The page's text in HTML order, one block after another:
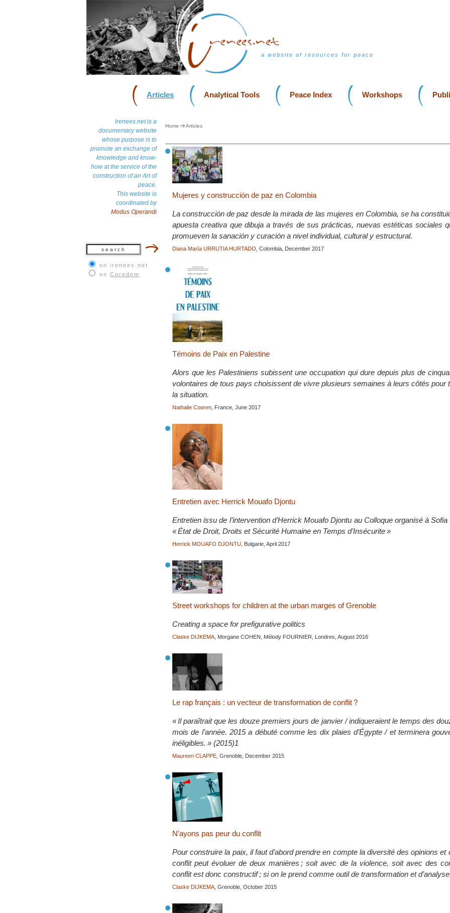
a website of resources for peace
Articles Analytical Tools Peace Index Workshops
Irenees.net is a
documentary website
whose purpose is to
promote an exchange of
knowledge and know-
how at the service of the
construction of an Art of
peace.
This website is
coordinated by
Modus Operandi
on irenees.net
on Coredem
Home Articles
Mujeres y construcción de paz en Colombia
La construcción de paz desde la mirada de las mujeres en Colombia, se ha
apuesta creativa que dibuja a través de sus prácticas, nuevas estéticas sociales
promueven la sanación y curación a nivel individual, cultural y estructural.
Diana María URRUTIA HURTADO , Colombia, December 2017
Témoins de Paix en Palestine
Alors que les Palestiniens subissent une occupation qui dure depuis plus de
volontaires de tous pays choisissent de vivre plusieurs semaines à leurs côtés pour
la situation.
Nathalie Cooren , France, June 2017
Entretien avec Herrick Mouafo Djontu
Entretien issu de l’intervention d’Herrick Mouafo Djontu au Colloque organisé à
« État de Droit, Droits et Sécurité Humaine en Temps d’Insécurite »
Herrick MOUAFO DJONTU , Bulgarie, April 2017
Street workshops for children at the urban marges of Grenoble
Creating a space for prefigurative politics
Claske DIJKEMA , Morgane COHEN, Mélody FOURNIER, Londres, August 2016
Le rap français : un vecteur de transformation de conflit ?
« Il paraîtrait que les douze premiers jours de janvier / indiqueraient le temps des
mois de l’année. 2015 a débuté comme les dix plaies d’Égypte / et terminera
inéligibles. » (2015)1
Maureen CLAPPE , Grenoble, December 2015
N’ayons pas peur du conflit
Pour construire la paix, il faut d’abord prendre en compte la diversité des opinions et
conflit peut évoluer de deux manières ; soit avec de la violence, soit avec des
conflit est donc constructif ; si on le prend comme outil de transformation et
Claske DIJKEMA , Grenoble, October 2015